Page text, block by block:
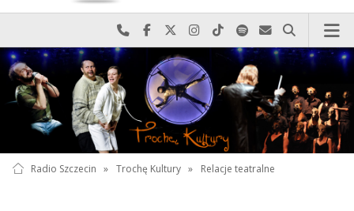
Najlepiej po prostu do nas zadzwoń
Odwiedź nas na Facebook-u
Odwiedź nas na X
Odwiedź nas na Instagram-ie
Odwiedź nas na TikTok-u
Szukaj nas na Spotify
Wyślij do nas
Szukaj
Radio Szczecin » Trochę Kultury » Relacje teatralne